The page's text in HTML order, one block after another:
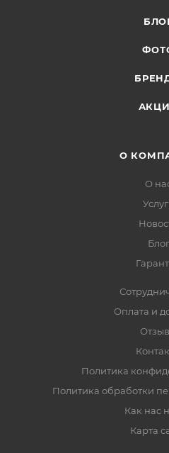
О
О
Блог
Оплата и
Политика
Политика обработки
Как нас
Карта